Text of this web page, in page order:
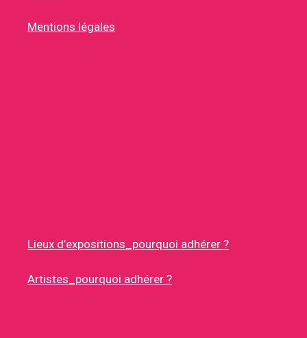
Mentions légales
Lieux d’expositions_pourquoi adhérer ?
Artistes_pourquoi adhérer ?